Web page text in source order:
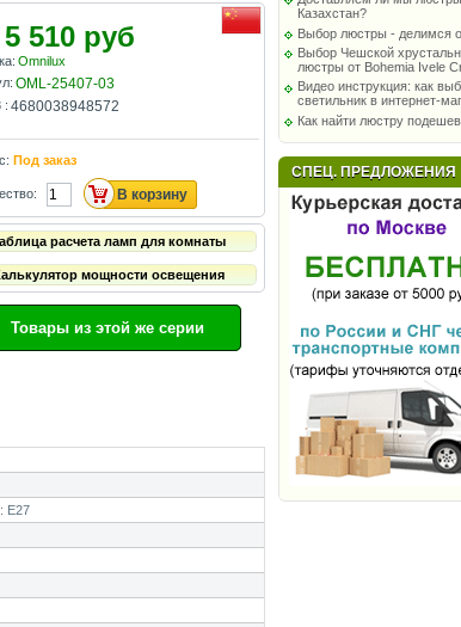
5 510 руб
Omnilux
OML-25407-03
: 4680038948572
Под заказ
расчета ламп для комнаты
мощности освещения
Товары из этой же серии
E27
Казахстан?
Выбор люстры - делимся
Выбор Чешской
люстры от Bohemia Ivele
Видео инструкция: как
светильник в интернет-
Как найти люстру
СПЕЦ. ПРЕДЛОЖЕНИЯ